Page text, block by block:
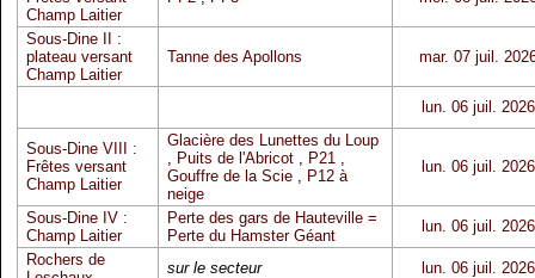
Champ Laitier
Sous-Dine II :
plateau versant
Champ Laitier
Tanne des Apollons mar. 07 juil.
lun. 06 juil. 2026
Sous-Dine VIII :
Frêtes versant
Champ Laitier
Glacière des Lunettes du Loup
, Puits de l'Abricot, P21,
Gouffre de la Scie, P12 à
neige
lun. 06 juil. 2026
Sous-Dine IV :
Champ Laitier
Perte des gars de Hauteville =
Perte du Hamster Géant
lun. 06 juil. 2026
Rochers de
sur le secteur
lun. 06 juil. 2026